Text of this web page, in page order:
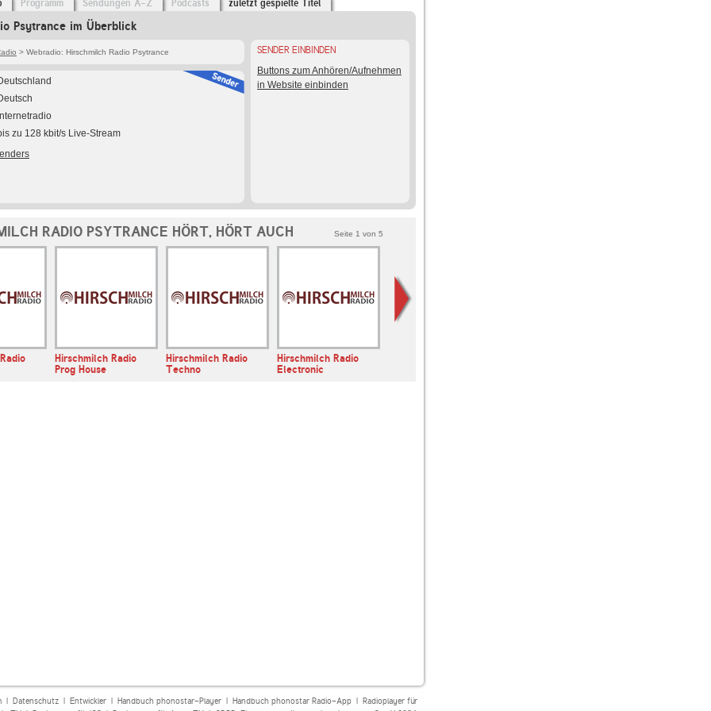
Programm Sendungen A-Z Podcasts zuletzt gespielte Titel
Psytrance im Überblick
> Webradio: Hirschmilch Radio Psytrance
Internetradio
zu 128 kbit/s Live-Stream
SENDER EINBINDEN
Buttons zum Anhören/Aufnehmen
in Website einbinden
RADIO PSYTRANCE HÖRT, HÖRT AUCH Seite 1 von 5
Hirschmilch Radio
Prog House
Hirschmilch Radio
Techno
Hirschmilch Radio
Electronic
| Datenschutz| Entwickler| Handbuch phonostar-Player| Handbuch phonostar Radio-App| Radioplayer für